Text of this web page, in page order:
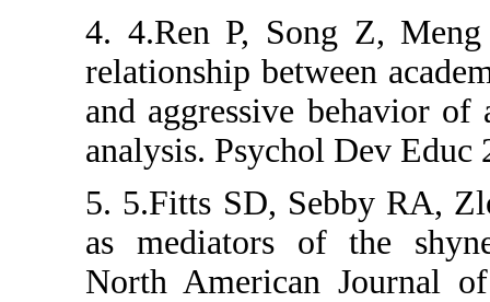
4. 4.Ren
and
analysis.
5. 5.Fitts
as
North